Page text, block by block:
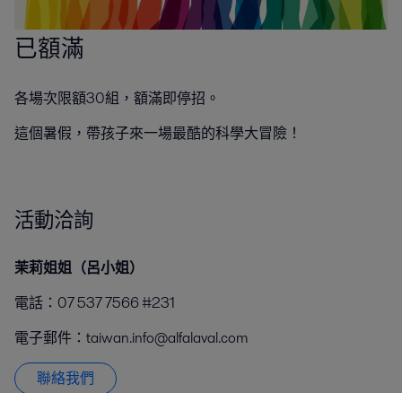
已額滿
各場次限額30組，額滿即停招。
這個暑假，帶孩子來一場最酷的科學大冒險！
活動洽詢
茉莉姐姐（呂小姐）
電話：07 537 7566 #231
電子郵件：taiwan.info@alfalaval.com
聯絡我們